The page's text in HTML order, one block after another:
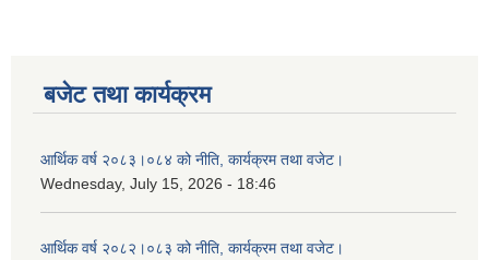
बजेट तथा कार्यक्रम
आर्थिक वर्ष २०८३।०८४ को नीति, कार्यक्रम तथा वजेट।
Wednesday, July 15, 2026 - 18:46
आर्थिक वर्ष २०८२।०८३ को नीति, कार्यक्रम तथा वजेट।